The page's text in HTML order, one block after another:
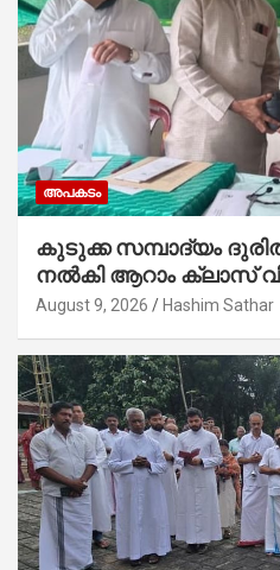
അപകടം
കുടുക്ക സമ്പാദ്യം
നൽകി ആറാം ക്ലാസ്
August 9, 2026 Hashim Sathar